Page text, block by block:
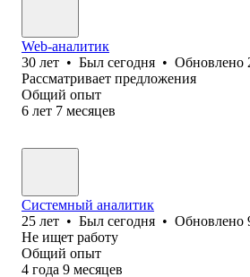
Web-аналитик
30 лет • Был сегодня • Обновлено
Рассматривает предложения
Общий опыт
6 лет 7 месяцев
Системный аналитик
25 лет • Был сегодня • Обновлено
Не ищет работу
Общий опыт
4 года 9 месяцев